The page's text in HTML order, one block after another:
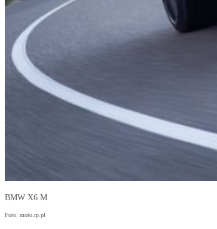
BMW X6 M
Foto: moto.rp.pl